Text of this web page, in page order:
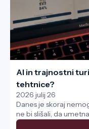
AI in trajnostni
tehtnice?
2026 julij 26
Danes je skoraj
ne bi slišali, da
delovanje sektorja.